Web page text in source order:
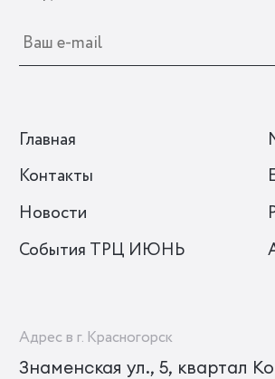
Главная
Контакты
Новости
События ТРЦ ИЮНЬ
Адрес в г. Красногорск
Знаменская ул., 5, квартал